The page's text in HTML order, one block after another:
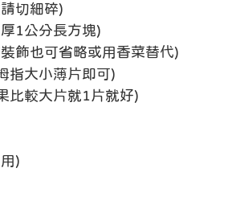
切細碎)
1公分長方塊)
飾也可省略或用香菜替代)
指大小薄片即可)
比較大片就1片就好)
)